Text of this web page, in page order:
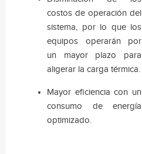
costos de operación del
sistema, por lo que los
equipos operarán por
un mayor plazo para
aligerar la carga térmica.
Mayor eficiencia con un
consumo de energía
optimizado.